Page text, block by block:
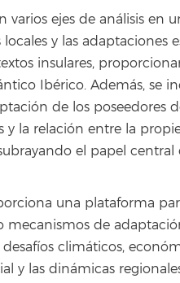
varios ejes de análisis en
y las adaptaciones
insulares,
Ibérico. Además, se
de los poseedores
y la relación entre la
el papel
una plataforma
de
climáticos,
y las dinámicas